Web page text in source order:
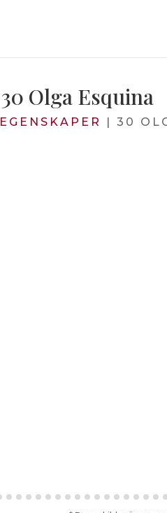
30 Olga Esquina
EGENSKAPER | 30